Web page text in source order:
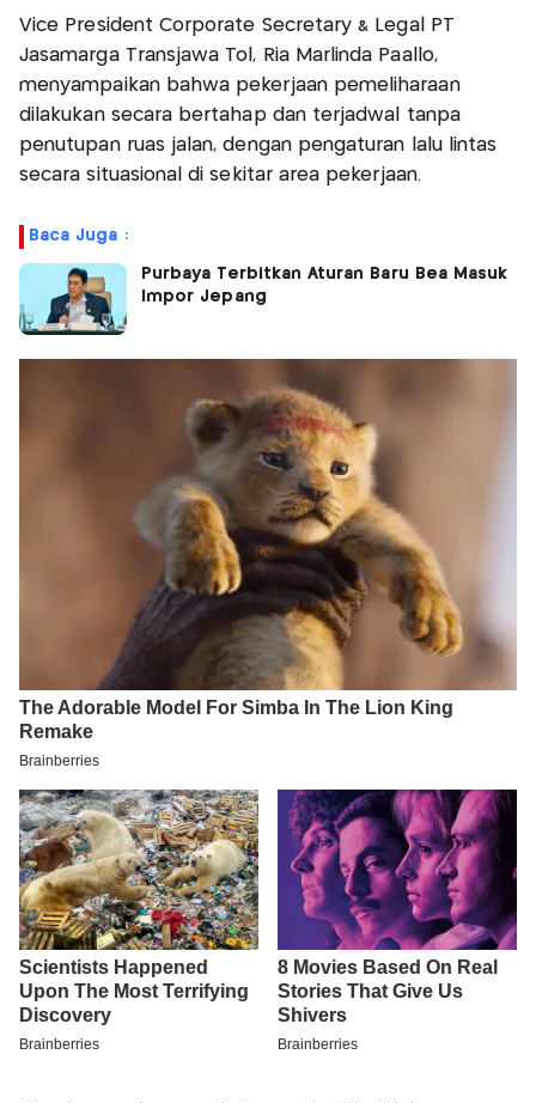
Vice President Corporate Secretary & Legal PT
Jasamarga Transjawa Tol, Ria Marlinda Paallo,
menyampaikan bahwa pekerjaan pemeliharaan
dilakukan secara bertahap dan terjadwal tanpa
penutupan ruas jalan, dengan pengaturan lalu lintas
secara situasional di sekitar area pekerjaan.
Baca Juga :
Purbaya Terbitkan Aturan Baru Bea Masuk
Impor Jepang